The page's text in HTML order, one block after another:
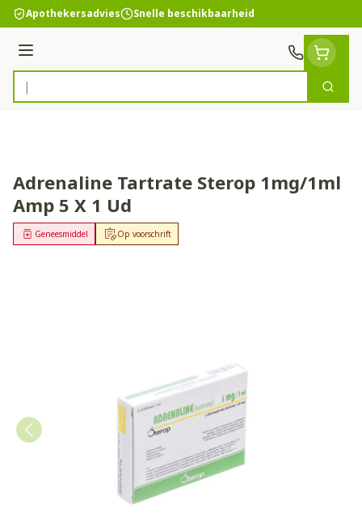
Ga naar de inhoud
Apothekersadvies Snelle beschikbaarheid
Menu
Product, merk, categorie...
Zoek
Adrenaline Tartrate Sterop 1mg/1ml
Amp 5 X 1 Ud
Op voorschrift
Geneesmiddel